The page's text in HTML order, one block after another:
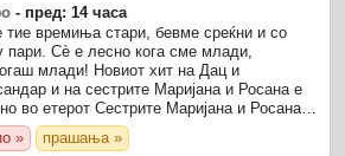
- пред: 14 часа
тие времиња стари, бевме среќни и со
пари. Сè е лесно кога сме млади,
млади! Новиот хит на Дац и
и на сестрите Маријана и Росана е
во етерот Сестрите Маријана и Росана и
колеги и пријатели Дац и Александар, ги
сите и ...
» прашања »